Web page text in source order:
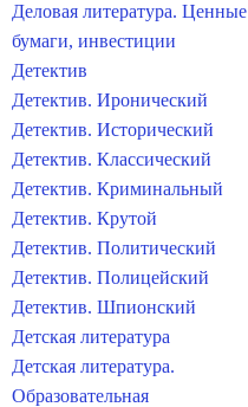
Деловая литература. Ценные
бумаги, инвестиции
Детектив
Детектив. Иронический
Детектив. Исторический
Детектив. Классический
Детектив. Криминальный
Детектив. Крутой
Детектив. Политический
Детектив. Полицейский
Детектив. Шпионский
Детская литература
Детская литература.
Образовательная